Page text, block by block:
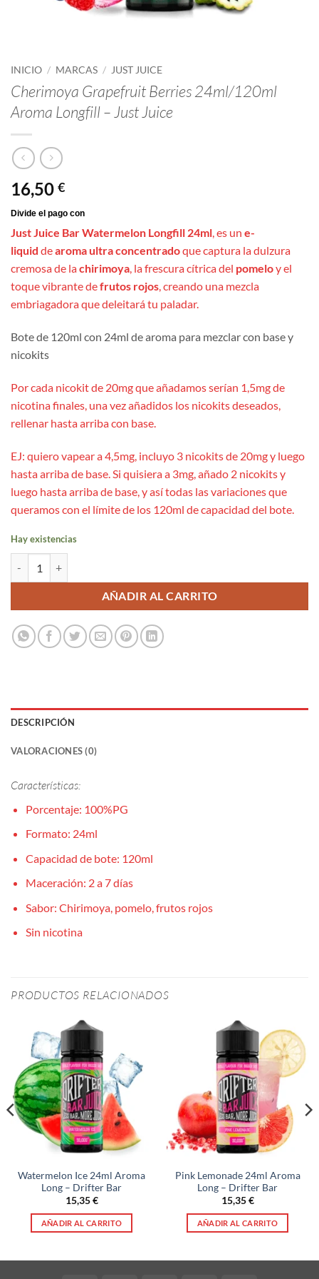
INICIO / MARCAS / JUST JUICE
Cherimoya Grapefruit Berries 24ml/120ml
Aroma Longfill – Just Juice
16,50 €
Just Juice Bar Watermelon Longfill 24ml, es un e-
liquid dearoma ultra concentradoque captura la dulzura
cremosa de lachirimoya, la frescura cítrica del pomeloy el
toque vibrante defrutos rojos, creando una mezcla
embriagadora que deleitará tu paladar.
Bote de 120ml con 24ml de aroma para mezclar con base y
nicokits
Por cada nicokit de 20mg que añadamos serían 1,5mg de
nicotina finales, una vez añadidos los nicokits deseados,
rellenar hasta arriba con base.
EJ: quiero vapear a 4,5mg, incluyo 3 nicokits de 20mg y luego
hasta arriba de base. Si quisiera a 3mg, añado 2 nicokits y
luego hasta arriba de base, y así todas las variaciones que
queramos con el límite de los 120ml de capacidad del bote.
Hay existencias
AÑADIR AL CARRITO
DESCRIPCIÓN
VALORACIONES (0)
Características:
Porcentaje: 100%PG
Formato: 24ml
Capacidad de bote: 120ml
Maceración: 2 a 7 días
Sabor: Chirimoya, pomelo, frutos rojos
Sin nicotina
PRODUCTOS RELACIONADOS
Watermelon Ice 24ml Aroma
Long – Drifter Bar
15,35€
AÑADIR AL CARRITO
Pink Lemonade 24ml Aroma
Long – Drifter Bar
15,35€
AÑADIR AL CARRITO